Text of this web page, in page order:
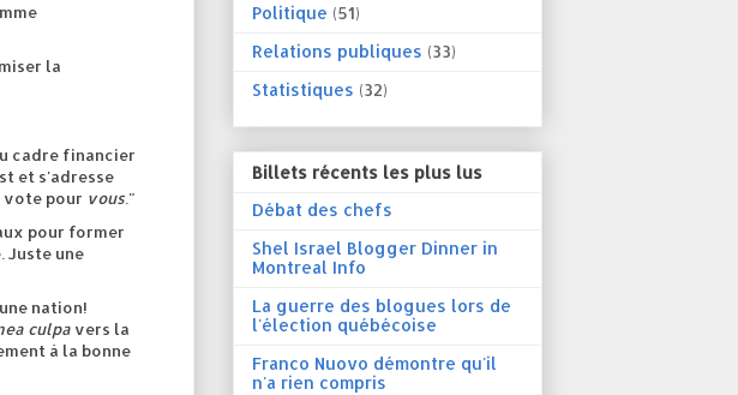
la
cadre financier
et s'adresse
vote pour vous."
pour former
Juste une
nation!
culpavers la
à la bonne
Politique (51)
Relations publiques (33)
Statistiques (32)
Billets récents les plus lus
Débat des chefs
Shel Israel Blogger Dinner in
Montreal Info
La guerre des blogues lors de
l'élection québécoise
Franco Nuovo démontre qu'il
n'a rien compris